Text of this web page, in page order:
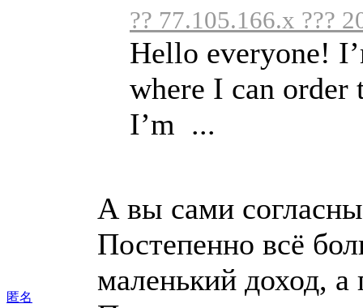
匿名
?? 77.105.166.x ???
Hello everyone!
where I can order
I’m ...
А вы сами согласны
Постепенно всё
маленький доход,